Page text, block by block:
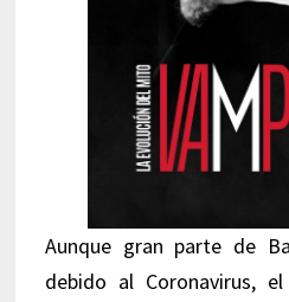
Aunque gran parte de
debido al Coronavirus,